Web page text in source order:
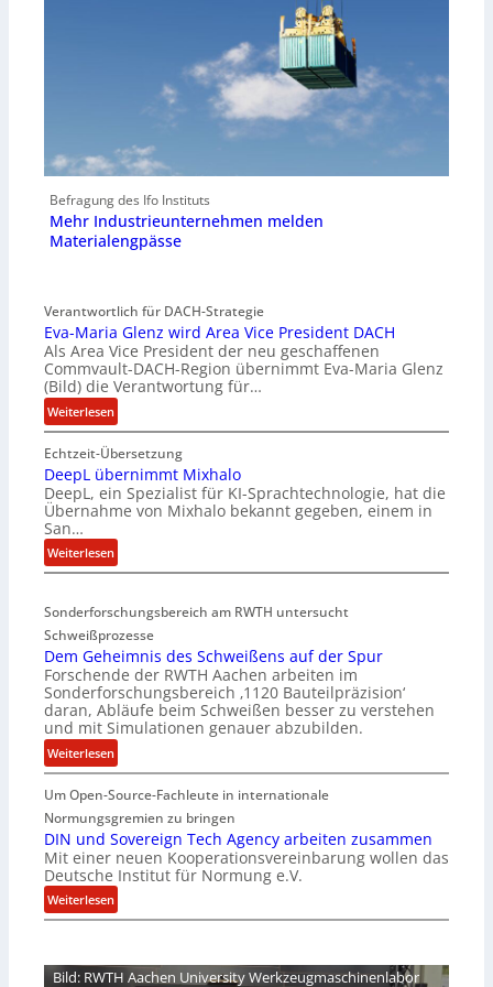
Befragung des Ifo Instituts
Mehr Industrieunternehmen melden
Materialengpässe
Verantwortlich für DACH-Strategie
Eva-Maria Glenz wird Area Vice President DACH
Als Area Vice President der neu geschaffenen
Commvault-DACH-Region übernimmt Eva-Maria Glenz
(Bild) die Verantwortung für…
Weiterlesen:
E
v
a
-
M
a
r
i
G
l
e
n
z
w
i
r
d
r
e
a
V
i
P
Echtzeit-Übersetzung
DeepL übernimmt Mixhalo
DeepL, ein Spezialist für KI-Sprachtechnologie, hat die
Übernahme von Mixhalo bekannt gegeben, einem in
San…
Weiterlesen:
D
e
p
L
ü
b
e
r
n
m
m
t
M
i
x
l
Sonderforschungsbereich am RWTH untersucht
Schweißprozesse
Dem Geheimnis des Schweißens auf der Spur
Forschende der RWTH Aachen arbeiten im
Sonderforschungsbereich ‚1120 Bauteilpräzision‘
daran, Abläufe beim Schweißen besser zu verstehen
und mit Simulationen genauer abzubilden.
Weiterlesen:
D
e
m
G
e
e
i
i
Um Open-Source-Fachleute in internationale
Normungsgremien zu bringen
DIN und Sovereign Tech Agency arbeiten zusammen
Mit einer neuen Kooperationsvereinbarung wollen das
Deutsche Institut für Normung e.V.
Weiterlesen:
D
N
u
Bild: RWTH Aachen University Werkzeugmaschinenlabor